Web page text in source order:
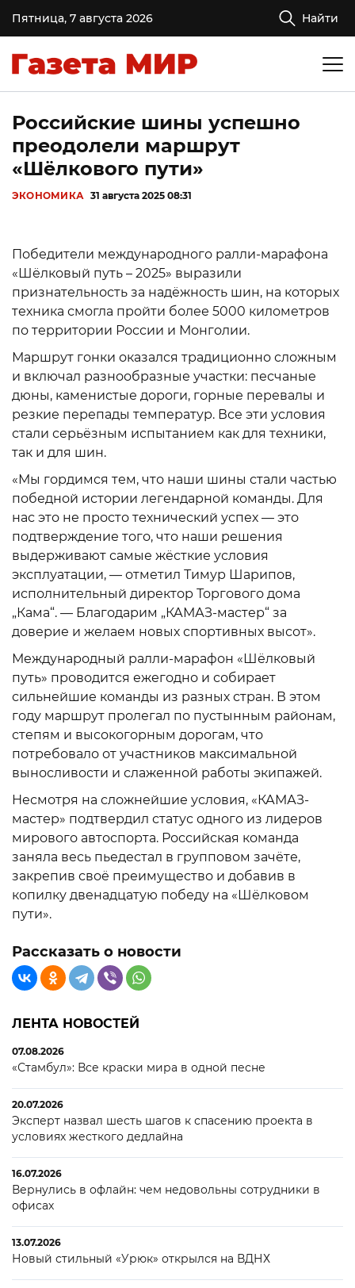
Пятница, 7 августа 2026 Найти
Российские шины успешно
преодолели маршрут
«Шёлкового пути»
ЭКОНОМИКА 31 августа 2025 08:31
Победители международного ралли-марафона
«Шёлковый путь – 2025» выразили
признательность за надёжность шин, на которых
техника смогла пройти более 5000 километров
по территории России и Монголии.
Маршрут гонки оказался традиционно сложным
и включал разнообразные участки: песчаные
дюны, каменистые дороги, горные перевалы и
резкие перепады температур. Все эти условия
стали серьёзным испытанием как для техники,
так и для шин.
«Мы гордимся тем, что наши шины стали частью
победной истории легендарной команды. Для
нас это не просто технический успех — это
подтверждение того, что наши решения
выдерживают самые жёсткие условия
эксплуатации, — отметил Тимур Шарипов,
исполнительный директор Торгового дома
„Кама“. — Благодарим „КАМАЗ-мастер“ за
доверие и желаем новых спортивных высот».
Международный ралли-марафон «Шёлковый
путь» проводится ежегодно и собирает
сильнейшие команды из разных стран. В этом
году маршрут пролегал по пустынным районам,
степям и высокогорным дорогам, что
потребовало от участников максимальной
выносливости и слаженной работы экипажей.
Несмотря на сложнейшие условия, «КАМАЗ-
мастер» подтвердил статус одного из лидеров
мирового автоспорта. Российская команда
заняла весь пьедестал в групповом зачёте,
закрепив своё преимущество и добавив в
копилку двенадцатую победу на «Шёлковом
пути».
Рассказать о новости
ЛЕНТА НОВОСТЕЙ
07.08.2026
«Стамбул»: Все краски мира в одной песне
20.07.2026
Эксперт назвал шесть шагов к спасению проекта в
условиях жесткого дедлайна
16.07.2026
Вернулись в офлайн: чем недовольны сотрудники в
офисах
13.07.2026
Новый стильный «Урюк» открылся на ВДНХ